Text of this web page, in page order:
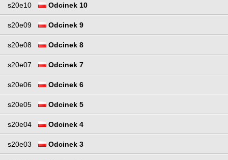
s20e10 Odcinek 10
s20e09 Odcinek 9
s20e08 Odcinek 8
s20e07 Odcinek 7
s20e06 Odcinek 6
s20e05 Odcinek 5
s20e04 Odcinek 4
s20e03 Odcinek 3